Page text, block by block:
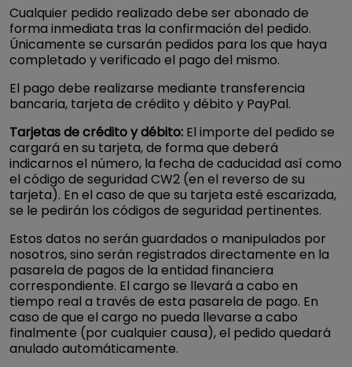
Cualquier pedido realizado debe ser abonado de
forma inmediata tras la confirmación del pedido.
Únicamente se cursarán pedidos para los que haya
completado y verificado el pago del mismo.
El pago debe realizarse mediante transferencia
bancaria, tarjeta de crédito y débito y PayPal.
Tarjetas de crédito y débito: El importe del pedido se
cargará en su tarjeta, de forma que deberá
indicarnos el número, la fecha de caducidad así como
el código de seguridad CW2 (en el reverso de su
tarjeta). En el caso de que su tarjeta esté escarizada,
se le pedirán los códigos de seguridad pertinentes.
Estos datos no serán guardados o manipulados por
nosotros, sino serán registrados directamente en la
pasarela de pagos de la entidad financiera
correspondiente. El cargo se llevará a cabo en
tiempo real a través de esta pasarela de pago. En
caso de que el cargo no pueda llevarse a cabo
finalmente (por cualquier causa), el pedido quedará
anulado automáticamente.